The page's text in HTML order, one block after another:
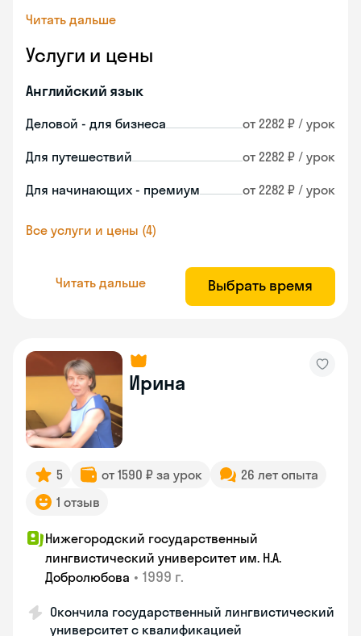
Читать дальше
Услуги и цены
Английский язык
Деловой - для бизнеса от 2282 ₽ / урок
Для путешествий от 2282 ₽ / урок
Для начинающих - премиум от 2282 ₽ / урок
Все услуги и цены (4)
Читать дальше Выбрать время
Ирина
5 от 1590 ₽ за урок
26 лет опыта
1 отзыв
Нижегородский государственный
лингвистический университет им. Н.А.
Добролюбова • 1999 г.
Окончила государственный лингвистический
университет с квалификацией